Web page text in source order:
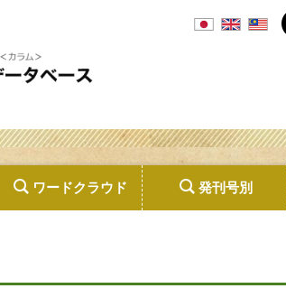
ワードクラウド 発刊号別